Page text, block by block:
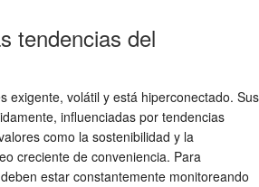
tendencias del
exigente, volátil y está hiperconectado. Sus
influenciadas por tendencias
como la sostenibilidad y la
creciente de conveniencia. Para
estar constantemente monitoreando